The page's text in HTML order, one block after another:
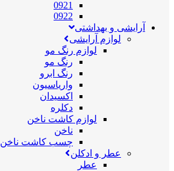
0921
0922
آرایشی و بهداشتی
لوازم آرایشی
لوازم رنگ مو
رنگ مو
رنگ ابرو
واریاسیون
اکسیدان
دکلره
لوازم کاشت ناخن
ناخن
چسب کاشت ناخن
عطر و ادکلن
عطر